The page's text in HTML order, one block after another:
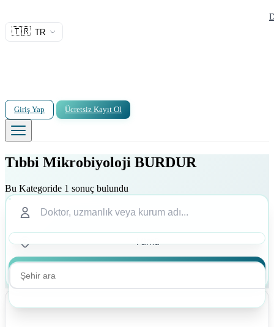
🇹🇷 TR
Giriş Yap Ücretsiz Kayıt Ol
Tıbbi Mikrobiyoloji BURDUR
Bu Kategoride 1 sonuç bulundu